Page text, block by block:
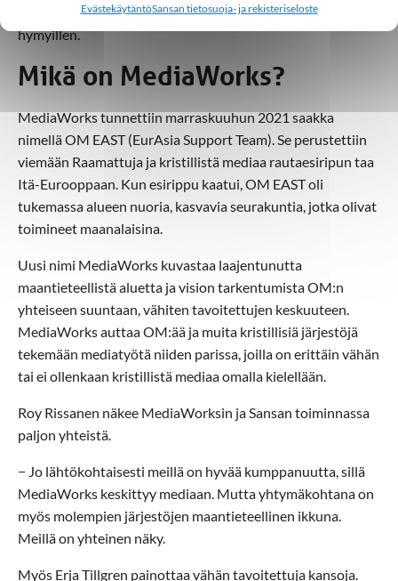
EvästekäytäntöSansan tietosuoja- ja rekisteriseloste
− Omin sanoin siis strateginen säätäjä, kiteyttää Roy
hymyillen.
Mikä on MediaWorks?
MediaWorks tunnettiin marraskuuhun 2021 saakka
nimellä OM EAST (EurAsia Support Team). Se perustettiin
viemään Raamattuja ja kristillistä mediaa rautaesiripun taa
Itä-Eurooppaan. Kun esirippu kaatui, OM EAST oli
tukemassa alueen nuoria, kasvavia seurakuntia, jotka olivat
toimineet maanalaisina.
Uusi nimi MediaWorks kuvastaa laajentunutta
maantieteellistä aluetta ja vision tarkentumista OM:n
yhteiseen suuntaan, vähiten tavoitettujen keskuuteen.
MediaWorks auttaa OM:ää ja muita kristillisiä järjestöjä
tekemään mediatyötä niiden parissa, joilla on erittäin vähän
tai ei ollenkaan kristillistä mediaa omalla kielellään.
Roy Rissanen näkee MediaWorksin ja Sansan toiminnassa
paljon yhteistä.
− Jo lähtökohtaisesti meillä on hyvää kumppanuutta, sillä
MediaWorks keskittyy mediaan. Mutta yhtymäkohtana on
myös molempien järjestöjen maantieteellinen ikkuna.
Meillä on yhteinen näky.
Myös Erja Tillgren painottaa vähän tavoitettuja kansoja.